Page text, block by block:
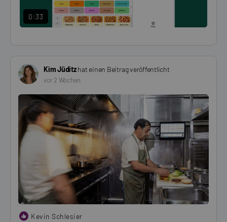
0:33
Kim Jüditzhat einen Beitrag veröffentlicht
vor 2 Wochen
Kevin Schlesier